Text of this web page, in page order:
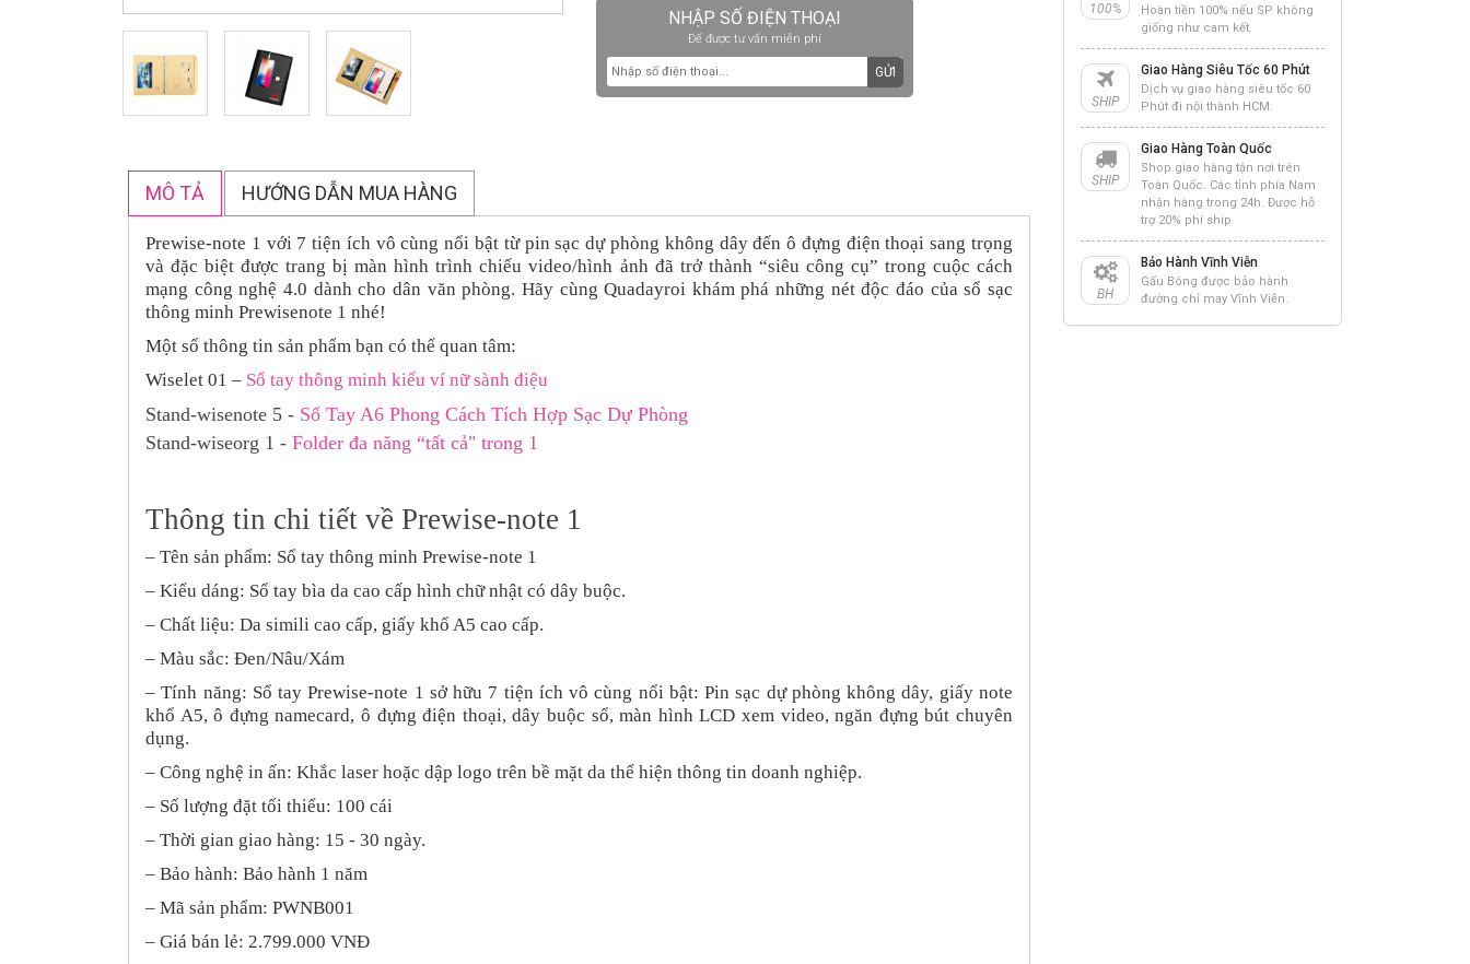
NHẬP SỐ ĐIỆN THOẠI
Để được tư vấn miễn phí
GỬI
MÔ TẢ HƯỚNG DẪN MUA HÀNG
Prewise-note 1 với 7 tiện ích vô cùng nổi bật từ pin sạc dự phòng không dây đến ô đựng điện thoại sang trọng
và đặc biệt được trang bị màn hình trình chiếu video/hình ảnh đã trở thành “siêu công cụ” trong cuộc cách
mạng công nghệ 4.0 dànhcho dân văn phòng. Hãy cùng Quadayroi khám phá những nét độc đáo của sổ sạc
thông minh Prewisenote 1 nhé!
Một số thông tin sản phẩm bạn có thể quan tâm:
Wiselet 01 – Sổ tay thông minh kiểu ví nữ sành điệu
Stand-wisenote 5 - Sổ Tay A6 Phong Cách Tích Hợp Sạc Dự Phòng
Stand-wiseorg 1 - Folder đa năng “tất cả" trong 1
Thông tin chi tiết về Prewise-note 1
– Tên sản phẩm: Sổ tay thông minh Prewise-note 1
– Kiểu dáng: Sổ tay bìa da cao cấp hình chữ nhật có dây buộc.
– Chất liệu: Da simili cao cấp, giấy khổ A5 cao cấp.
– Màu sắc: Đen/Nâu/Xám
– Tính năng: Sổ tay Prewise-note 1 sở hữu 7 tiện ích vô cùng nổi bật: Pin sạc dự phòng không dây, giấy note
khổ A5, ô đựng namecard, ô đựng điện thoại, dây buộc sổ, màn hình LCD xem video, ngăn đựng bút chuyên
dụng.
– Công nghệ in ấn: Khắc laser hoặc dập logo trên bề mặt da thể hiện thông tin doanh nghiệp.
– Số lượng đặt tối thiểu: 100 cái
– Thời gian giao hàng: 15 - 30 ngày.
– Bảo hành: Bảo hành 1 năm
– Mã sản phẩm: PWNB001
– Giá bán lẻ: 2.799.000 VNĐ
100%
Hoàn tiền 100% nếu SP không
giống như cam kết.
SHIP
Giao Hàng Siêu Tốc 60 Phút
Dịch vụ giao hàng siêu tốc 60
Phút đi nội thành HCM.
SHIP
Giao Hàng Toàn Quốc
Shop giao hàng tận nơi trên
Toàn Quốc. Các tỉnh phía Nam
nhận hàng trong 24h. Được hỗ
trợ 20% phí ship
BH
Bảo Hành Vĩnh Viễn
Gấu Bông được bảo hành
đường chỉ may Vĩnh Viễn.